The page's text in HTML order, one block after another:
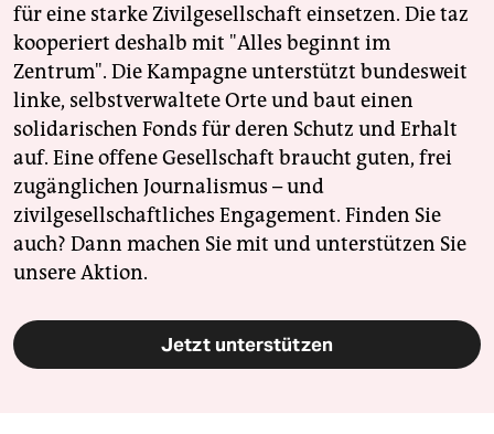
für eine starke Zivilgesellschaft einsetzen. Die taz
kooperiert deshalb mit "Alles beginnt im
Zentrum". Die Kampagne unterstützt bundesweit
linke, selbstverwaltete Orte und baut einen
solidarischen Fonds für deren Schutz und Erhalt
auf. Eine offene Gesellschaft braucht guten, frei
zugänglichen Journalismus – und
zivilgesellschaftliches Engagement. Finden Sie
auch? Dann machen Sie mit und unterstützen Sie
unsere Aktion.
Jetzt unterstützen